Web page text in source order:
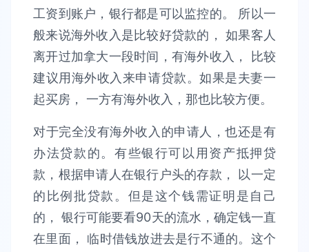
工资到账户，银行都是可以监控的。 所以一
般来说海外收入是比较好贷款的， 如果客人
离开过加拿大一段时间，有海外收入， 比较
建议用海外收入来申请贷款。如果是夫妻一
起买房， 一方有海外收入，那也比较方便。
对于完全没有海外收入的申请人，也还是有
办法贷款的。有些银行可以用资产抵押贷
款，根据申请人在银行户头的存款， 以一定
的比例批贷款。但是这个钱需证明是自己
的， 银行可能要看90天的流水，确定钱一直
在里面， 临时借钱放进去是行不通的。这个